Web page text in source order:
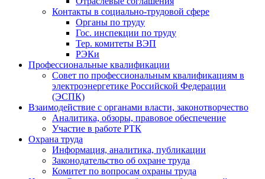
Контакты в социально-трудовой сфере
Органы по труду
Гос. инспекции по труду
Тер. комитеты ВЭП
РЭКи
Профессиональные квалификации
Совет по профессиональным квалификациям в
электроэнергетике Российской Федерации
(ЭСПК)
Взаимодействие с органами власти, законотворчество
Аналитика, обзоры, правовое обеспечение
Участие в работе РТК
Охрана труда
Информация, аналитика, публикации
Законодательство об охране труда
Комитет по вопросам охраны труда